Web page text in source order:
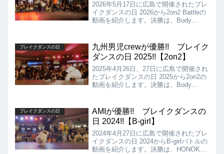
2026年5月17日に広島で開催されたブレ
イクダンスの日 2026から2on2 Battleの
動画を紹介します。決勝は、Body
ました!!
ブレイクダンスの日
九州男児crewが優勝!! ブレイク
ダンスの日 2025!!【2on2】
2025年4月26日、27日に広島で開催され
たブレイクダンスの日 2025から2on2の
動画を紹介します。決勝は、Body
となりました!!
ブレイクダンスの日
AMIが優勝!! ブレイクダンスの
日 2024!!【B-girl】
2024年4月27日に広島で開催されたブレ
イクダンスの日 2024からB-girlバトルの
動画を紹介します。決勝は、HONOKAA